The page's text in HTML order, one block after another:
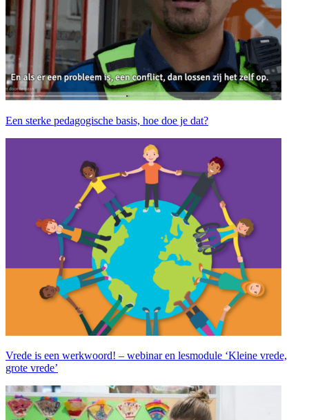
Een sterke pedagogische basis, hoe doe je dat?
Vrede is een werkwoord! – webinar en lesmodule ‘Kleine vrede,
grote vrede’